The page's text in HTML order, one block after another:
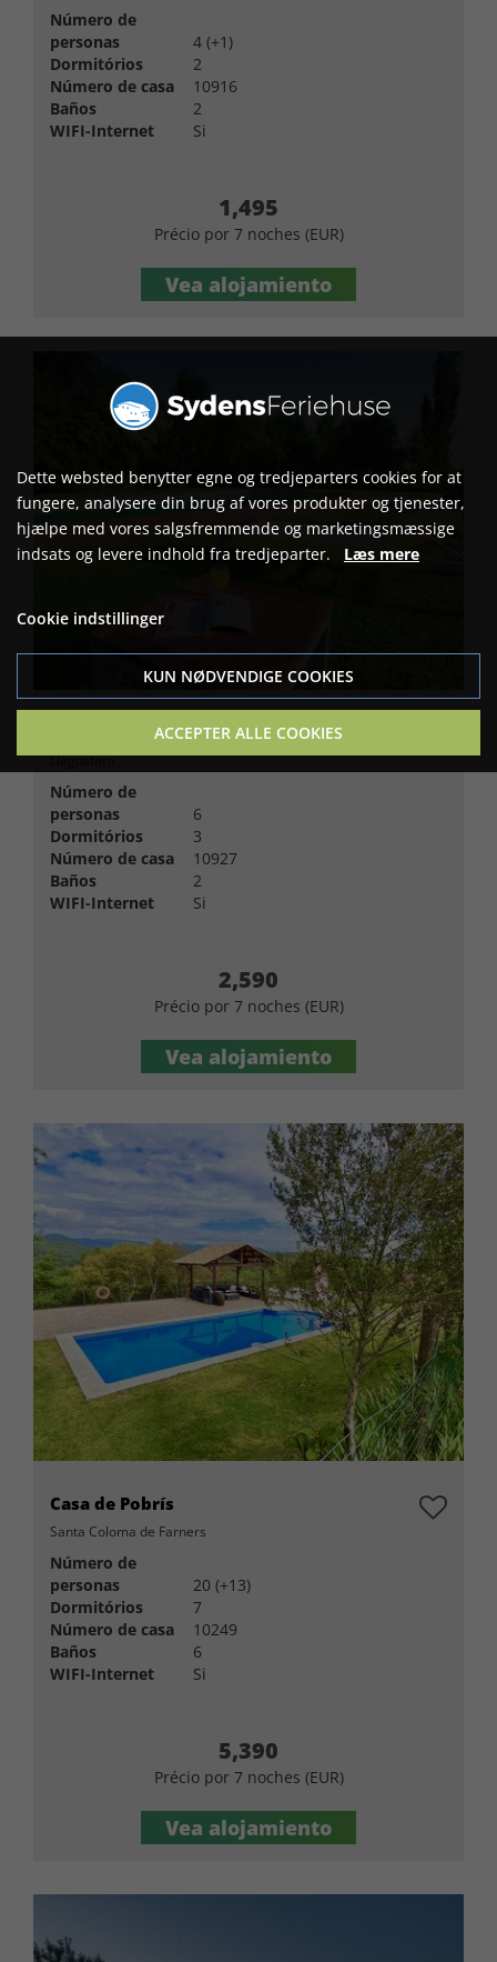
Número de
personas
4 (+1)
Dormitórios
2
Número de casa
10916
Baños
2
WIFI-Internet
Si
1,495
Précio por 7 noches (EUR)
Vea alojamiento
Can Garilla-Llorens
Llagostera
Número de
personas
6
Dormitórios
3
Número de casa
10927
Baños
2
WIFI-Internet
Si
2,590
Précio por 7 noches (EUR)
Vea alojamiento
Casa de Pobrís
Santa Coloma de Farners
Número de
personas
20 (+13)
Dormitórios
7
Número de casa
10249
Baños
6
WIFI-Internet
Si
5,390
Précio por 7 noches (EUR)
Vea alojamiento
Dette websted benytter egne og tredjeparters cookies for at
fungere, analysere din brug af vores produkter og tjenester,
hjælpe med vores salgsfremmende og marketingsmæssige
indsats og levere indhold fra tredjeparter. Læs mere
Cookie indstillinger
KUN NØDVENDIGE COOKIES
ACCEPTER ALLE COOKIES